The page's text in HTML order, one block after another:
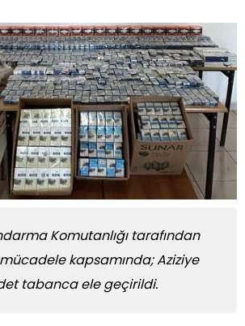
Komutanlığı tarafından
mücadele kapsamında; Aziziye
tabanca ele geçirildi.